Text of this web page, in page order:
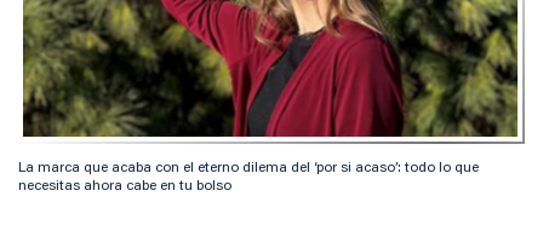
La marca que acaba con el eterno dilema del ‘por si acaso’: todo lo que
necesitas ahora cabe en tu bolso